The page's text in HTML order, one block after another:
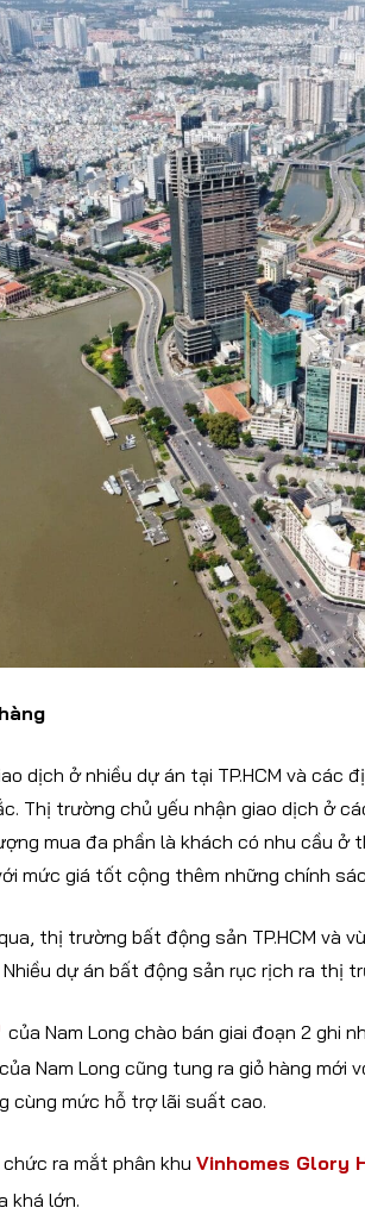
dịch ở nhiều dự án tại TP.HCM và các
Thị trường chủ yếu nhận giao dịch ở
mua đa phần là khách có nhu cầu
mức giá tốt cộng thêm những chính
thị trường bất động sản TP.HCM và
dự án bất động sản rục rịch ra thị
của Nam Long chào bán giai đoạn 2 ghi
Nam Long cũng tung ra giỏ hàng
cùng mức hỗ trợ lãi suất cao.
ra mắt phân khu Vinhomes Glory
khá lớn.